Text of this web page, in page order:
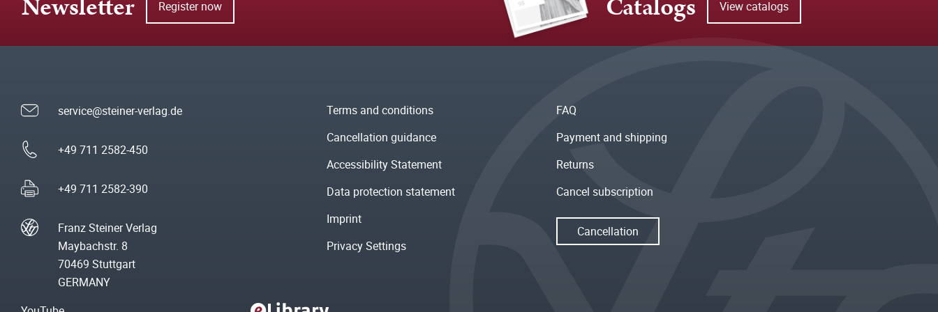
Newsletter Register now Catalogs View catalogs
service@steiner-verlag.de
+49 711 2582-450
+49 711 2582-390
Franz Steiner Verlag
Maybachstr. 8
70469 Stuttgart
GERMANY
Terms and conditions
Cancellation guidance
Accessibility Statement
Data protection statement
Imprint
Privacy Settings
FAQ
Payment and shipping
Returns
Cancel subscription
Cancellation